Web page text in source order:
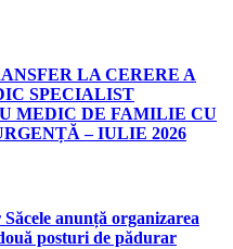
LA CERERE A
SPECIALIST
MEDIC DE FAMILIE CU
– IULIE 2026
anunță organizarea
posturi de pădurar